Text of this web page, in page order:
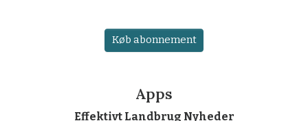
Køb abonnement
Apps
Effektivt Landbrug Nyheder